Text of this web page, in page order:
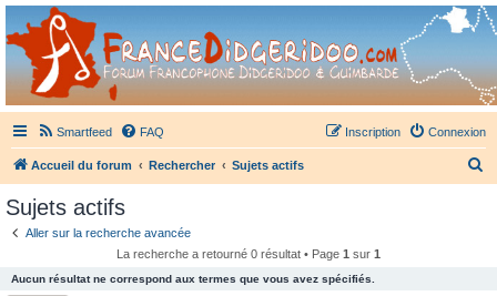
France Didgeridoo
Didgeridoo et Guimbarde sur France Didgeridoo - retrouvez la communauté.
Smartfeed FAQ Connexion
Inscription
Accueil du forum Rechercher Sujets actifs
Sujets actifs
Aller sur la recherche avancée
La recherche a retourné 0 résultat • Page 1 sur 1
Aucun résultat ne correspond aux termes que vous avez spécifiés.